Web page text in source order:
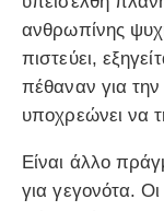
ανθρωπίνης
πιστεύει,
πέθαναν για
υποχρεώνει να
Είναι άλλο
για γεγονότα.